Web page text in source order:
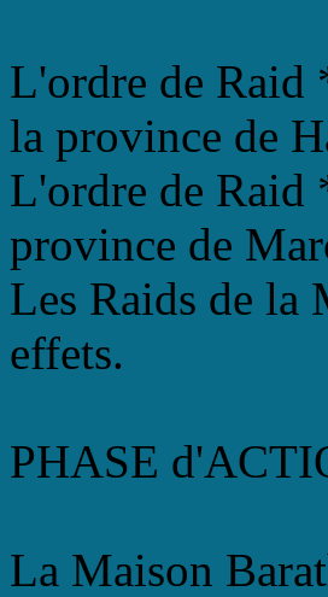
L'ordre de Raid
la province de
L'ordre de Raid
province de
Les Raids de la
effets.
PHASE
La Maison